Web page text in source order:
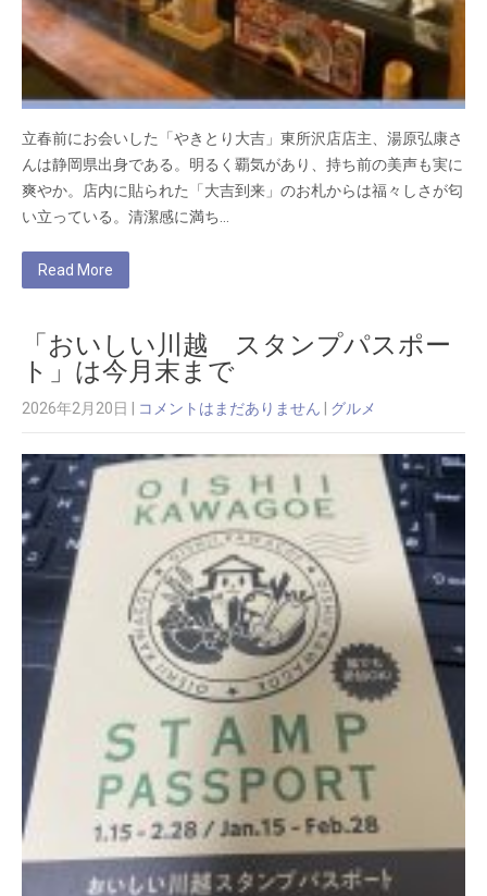
立春前にお会いした「やきとり大吉」東所沢店店主、湯原弘康さ
んは静岡県出身である。明るく覇気があり、持ち前の美声も実に
爽やか。店内に貼られた「大吉到来」のお札からは福々しさが匂
い立っている。清潔感に満ち…
Read More
「おいしい川越 スタンプパスポー
ト」は今月末まで
2026年2月20日 コメントはまだありません グルメ